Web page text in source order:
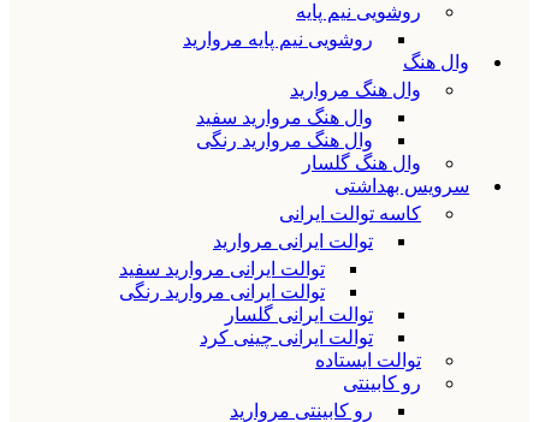
روشویی نیم پایه
روشویی نیم پایه مروارید
وال هنگ
وال هنگ مروارید
وال هنگ مروارید سفید
وال هنگ مروارید رنگی
وال هنگ گلسار
سرویس بهداشتی
کاسه توالت ایرانی
توالت ایرانی مروارید
توالت ایرانی مروارید سفید
توالت ایرانی مروارید رنگی
توالت ایرانی گلسار
توالت ایرانی چینی کرد
توالت ایستاده
رو کابینتی
رو کابینتی مروارید